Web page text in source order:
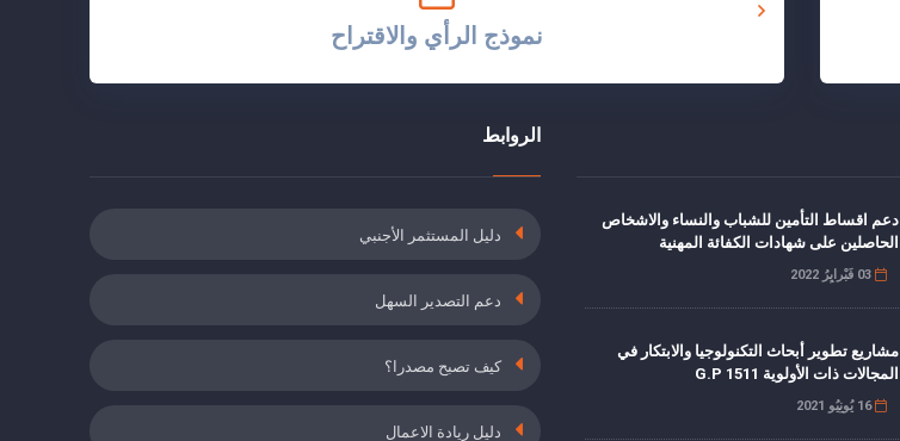
نموذج الرأي والاقتراح
دعم اقساط التأمين للشباب والنساء والاشخاص
الحاصلين على شهادات الكفائة المهنية
03 فَبْرايِرُ 2022
مشاريع تطوير أبحاث التكنولوجيا والابتكار في
المجالات ذات الأولوية G.P 1511
16 يُونِيُو 2021
الروابط
دليل المستثمر الأجنبي
دعم التصدير السهل
كيف تصبح مصدرا؟
دليل ريادة الاعمال